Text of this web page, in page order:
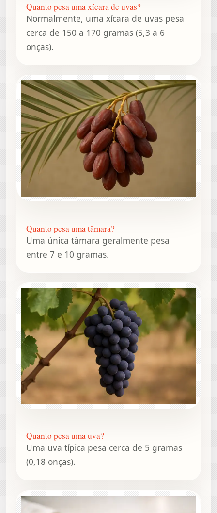
Quanto pesa uma xícara de uvas?
Normalmente, uma xícara de uvas pesa
cerca de 150 a 170 gramas (5,3 a 6
onças).
Quanto pesa uma tâmara?
Uma única tâmara geralmente pesa
entre 7 e 10 gramas.
Quanto pesa uma uva?
Uma uva típica pesa cerca de 5 gramas
(0,18 onças).